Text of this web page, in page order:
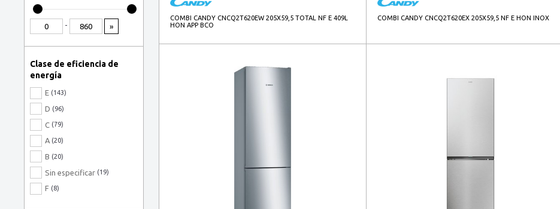
Negro, Gris (1)
Platino, Acero inoxidable
- »
Clase de eficiencia de
energía
E (143)
D (96)
C (79)
A (20)
B (20)
Sin especificar (19)
F (8)
COMBI CANDY CNCQ2T620EW 205X59,5 TOTAL NF E 409L
HON APP BCO
COMBI CANDY CNCQ2T620EX 205X59,5 NF E HON INOX